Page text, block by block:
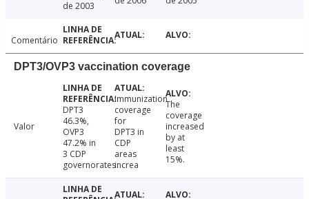
de 2003
Comentário
DPT3/OVP3 vaccination coverage
Valor
DPT3
46.3%,
OVP3
47.2% in
3 CDP
governorates
Immunization
coverage
for
DPT3 in
CDP
areas
increa
The
coverage
increased
by at
least
15%.